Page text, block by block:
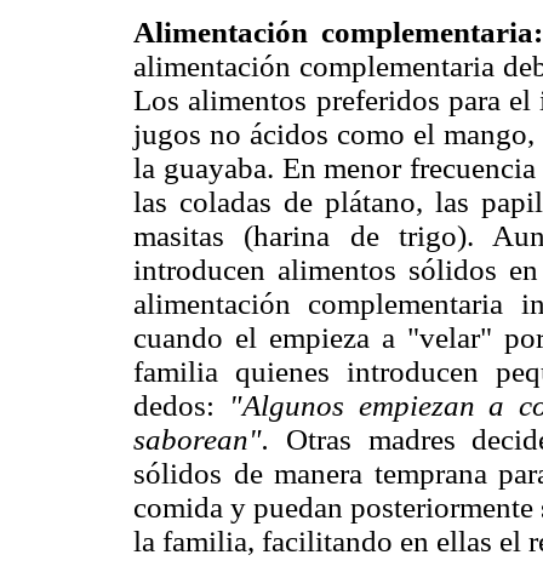
Alimentación complementaria:
alimentación complementaria
Los alimentos preferidos para
jugos no ácidos como el
la guayaba. En menor
las coladas de plátano, las
masitas (harina de trigo).
introducen alimentos sólidos
alimentación complementaria
cuando el empieza a "velar"
familia quienes introducen
dedos:
"Algunos empiezan a
saborean". Otras madres
sólidos de manera temprana
comida y puedan
la familia, facilitando en ellas el